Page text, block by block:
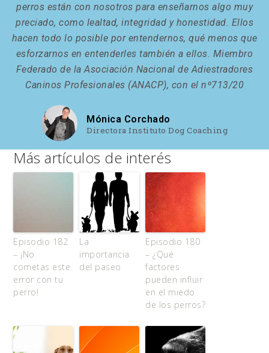
perros están con nosotros para enseñarnos algo muy
preciado, como lealtad, integridad y honestidad. Ellos
hacen todo lo posible por entendernos, qué menos que
esforzarnos en entenderles también a ellos. Miembro
Federado de la Asociación Nacional de Adiestradores
Caninos Profesionales (ANACP), con el nº713/20
Mónica Corchado
Directora Instituto Dog Coaching
Más artículos de interés
Episodio 182
– ¡No
cometas este
error con tu
perro!
La
importancia
del paseo
Episodio 180
– ¿Qué
factores
pueden influir
en el miedo
de los perros?